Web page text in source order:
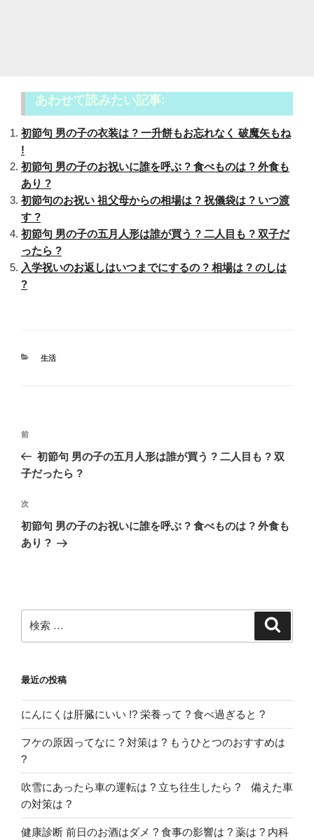
あわせて読みたい記事:
初節句 男の子の衣装は ? 一升餅もお忘れなく 破魔矢もね
!
初節句 男の子のお祝いに誰を呼ぶ ? 食べものは ? 外食も
あり ?
初節句のお祝い 祖父母からの相場は ? 祝儀袋は ? いつ渡
す ?
初節句 男の子の五月人形は誰が買う ? 二人目も ? 双子だ
ったら ?
入学祝いのお返しはいつまでにするの ? 相場は ? のしは
?
カ
生活
投
ナ
ゲ
ー
シ
過
去
の
稿
前
初節句 男の子の五月人形は誰が買う ? 二人目も ? 双
子だったら ?
次
の
投
次
初節句 男の子のお祝いに誰を呼ぶ ? 食べものは ? 外食も
あり ?
検
索:
最近の投稿
にんにくは肝臓にいい !? 栄養って ? 食べ過ぎると ?
フケの原因ってなに ? 対策は ? もうひとつのおすすめは
?
吹雪にあったら車の運転は ? 立ち往生したら ? 備えた車
の対策は ?
健康診断 前日のお酒はダメ ? 食事の影響は ? 薬は ? 内科